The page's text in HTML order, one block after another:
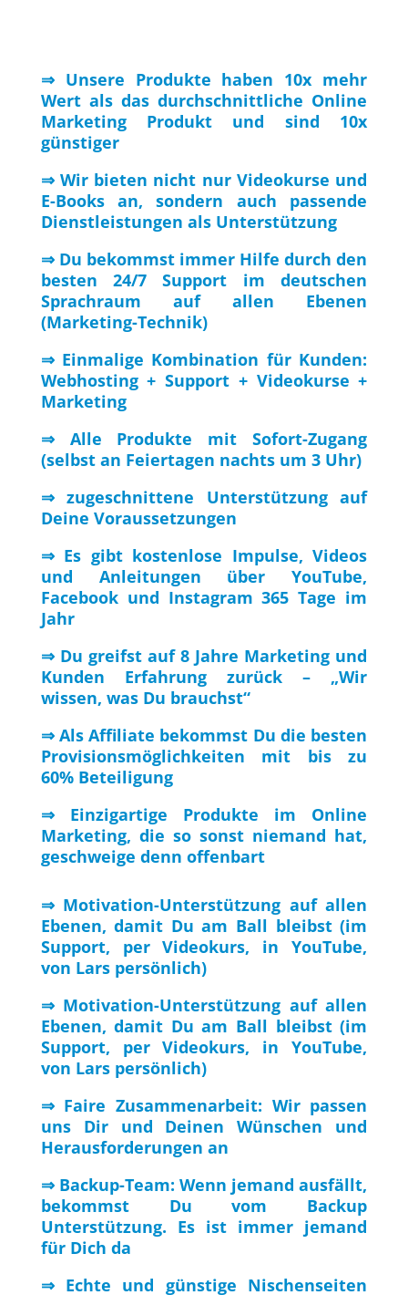
⇒ Unsere Produkte haben 10x mehr
Wert als das durchschnittliche Online
Marketing Produkt und sind 10x
günstiger
⇒ Wir bieten nicht nur Videokurse und
E-Books an, sondern auch passende
Dienstleistungen als Unterstützung
⇒ Du bekommst immer Hilfe durch den
besten 24/7 Support im deutschen
Sprachraum auf allen Ebenen
(Marketing-Technik)
⇒ Einmalige Kombination für Kunden:
Webhosting + Support + Videokurse +
Marketing
⇒ Alle Produkte mit Sofort-Zugang
(selbst an Feiertagen nachts um 3 Uhr)
⇒ zugeschnittene Unterstützung auf
Deine Voraussetzungen
⇒ Es gibt kostenlose Impulse, Videos
und Anleitungen über YouTube,
Facebook und Instagram 365 Tage im
Jahr
⇒ Du greifst auf 8 Jahre Marketing und
Kunden Erfahrung zurück – „Wir
wissen, was Du brauchst“
⇒ Als Affiliate bekommst Du die besten
Provisionsmöglichkeiten mit bis zu
60% Beteiligung
⇒ Einzigartige Produkte im Online
Marketing, die so sonst niemand hat,
geschweige denn offenbart
⇒ Motivation-Unterstützung auf allen
Ebenen, damit Du am Ball bleibst (im
Support, per Videokurs, in YouTube,
von Lars persönlich)
⇒ Motivation-Unterstützung auf allen
Ebenen, damit Du am Ball bleibst (im
Support, per Videokurs, in YouTube,
von Lars persönlich)
⇒ Faire Zusammenarbeit: Wir passen
uns Dir und Deinen Wünschen und
Herausforderungen an
⇒ Backup-Team: Wenn jemand ausfällt,
bekommst Du vom Backup
Unterstützung. Es ist immer jemand
für Dich da
⇒ Echte und günstige Nischenseiten